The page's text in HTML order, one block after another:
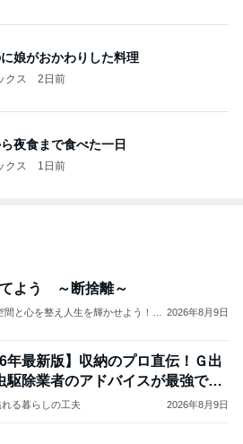
娘がおかわりした料理
クス 2日前
夜食まで食べた一日
クス 1日前
よう ～断捨離～
2026年8月9日
年最新版】収納のプロ直伝！Ｇ出
駆除業者のアドバイスが最強でし
る暮らしの工夫 2026年8月9日